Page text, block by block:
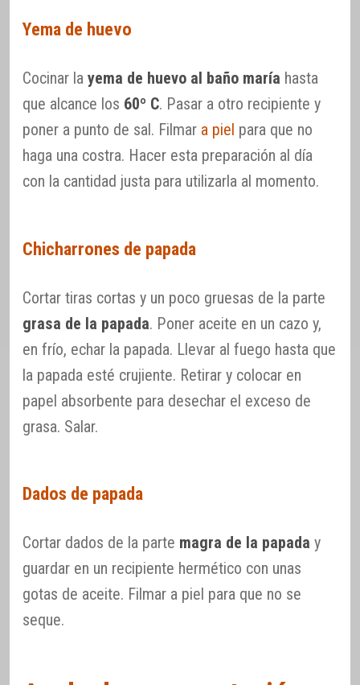
Yema de huevo
Cocinar la yema de huevo al baño maría hasta
que alcance los 60º C. Pasar a otro recipiente y
poner a punto de sal. Filmar a piel para que no
haga una costra. Hacer esta preparación al día
con la cantidad justa para utilizarla al momento.
Chicharrones de papada
Cortar tiras cortas y un poco gruesas de la parte
grasa de la papada. Poner aceite en un cazo y,
en frío, echar la papada. Llevar al fuego hasta que
la papada esté crujiente. Retirar y colocar en
papel absorbente para desechar el exceso de
grasa. Salar.
Dados de papada
Cortar dados de la parte magra de la papada y
guardar en un recipiente hermético con unas
gotas de aceite. Filmar a piel para que no se
seque.